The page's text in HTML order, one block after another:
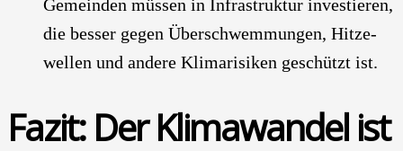
Gemein­den müs­sen in Infra­struk­tur inves­tie­ren,
die bes­ser gegen Über­schwem­mun­gen, Hit­ze­
wel­len und ande­re Kli­ma­ri­si­ken geschützt ist.
Fazit: Der Kli­ma­wan­del ist